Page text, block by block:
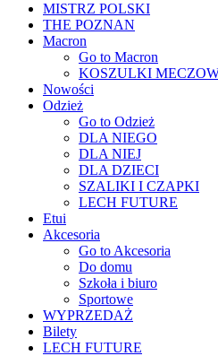
MISTRZ POLSKI
THE POZNAN
Macron
Go to Macron
KOSZULKI
Nowości
Odzież
Go to Odzież
DLA NIEGO
DLA NIEJ
DLA DZIECI
SZALIKI I CZAPKI
LECH FUTURE
Etui
Akcesoria
Go to Akcesoria
Do domu
Szkoła i biuro
Sportowe
WYPRZEDAŻ
Bilety
LECH FUTURE